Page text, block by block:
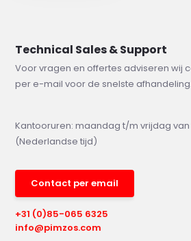
Technical Sales & Support
Voor vragen en offertes adviseren wij
per e-mail voor de snelste afhandeling.
Kantooruren: maandag t/m vrijdag van
(Nederlandse tijd)
Contact per email
+31 (0)85-065 6325
info@pimzos.com